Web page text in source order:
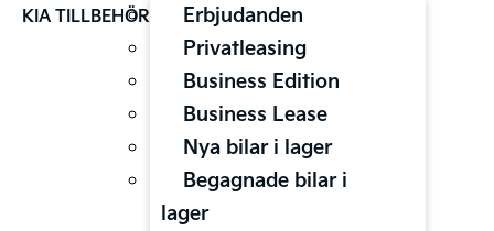
KIA TILLBEHÖR
Erbjudanden
Privatleasing
Business Edition
Business Lease
Nya bilar i lager
Begagnade bilar i
lager